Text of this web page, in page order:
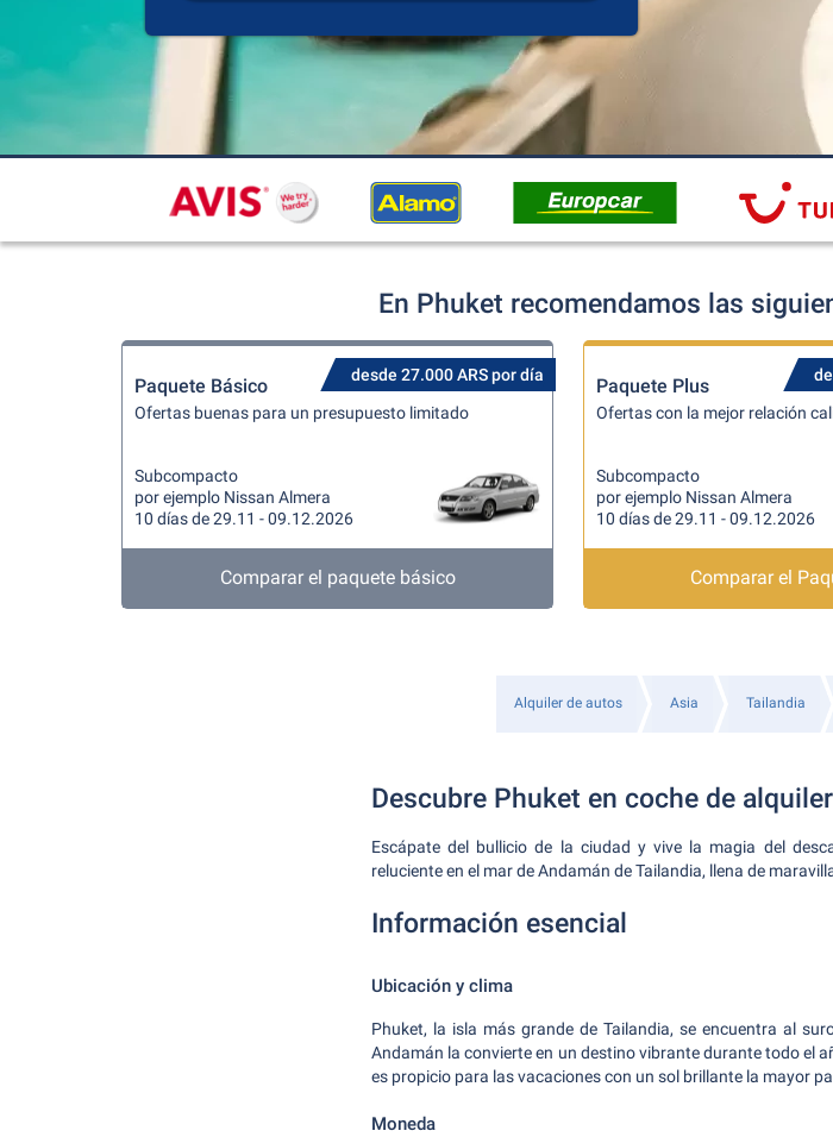
En Phuket recomendamos las
desde 27.000 ARS por día
Paquete Básico
Ofertas buenas para un presupuesto limitado
Subcompacto
por ejemplo Nissan Almera
10 días de 29.11 - 09.12.2026
Comparar el paquete básico
Paquete Plus
Ofertas con la mejor relación
Subcompacto
por ejemplo Nissan Almera
10 días de 29.11 - 09.12.2026
Comparar el
Alquiler de autos Asia Tailandia
Descubre Phuket en coche de alquiler
Escápate del bullicio de la ciudad y vive la magia del
reluciente en el mar de Andamán de Tailandia, llena de
Información esencial
Ubicación y clima
Phuket, la isla más grande de Tailandia, se encuentra al
Andamán la convierte en un destino vibrante durante todo el
es propicio para las vacaciones con un sol brillante la mayor
Moneda